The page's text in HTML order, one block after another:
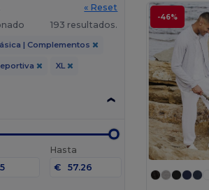
« Reset
193 resultados.
| Complementos
XL
Hasta
€
-46%